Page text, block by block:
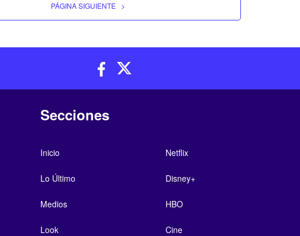
PÁGINA SIGUIENTE >
Secciones
Inicio
Lo Último
Medios
Look
Netflix
Disney+
HBO
Cine